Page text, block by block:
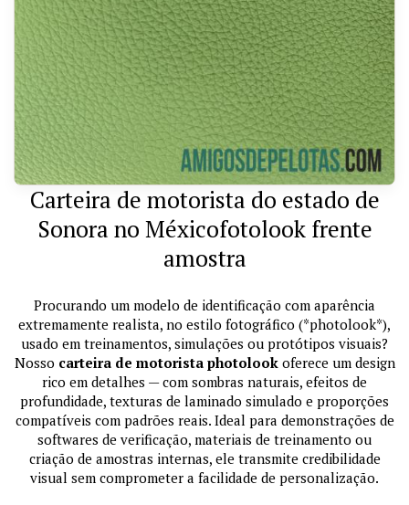
Carteira de motorista do estado de
Sonora no Méxicofotolook frente
amostra
Procurando um modelo de identificação com aparência
extremamente realista, no estilo fotográfico (*photolook*),
usado em treinamentos, simulações ou protótipos visuais?
Nosso carteira de motorista photolookoferece um design
rico em detalhes — com sombras naturais, efeitos de
profundidade, texturas de laminado simulado e proporções
compatíveis com padrões reais. Ideal para demonstrações de
softwares de verificação, materiais de treinamento ou
criação de amostras internas, ele transmite credibilidade
visual sem comprometer a facilidade de personalização.